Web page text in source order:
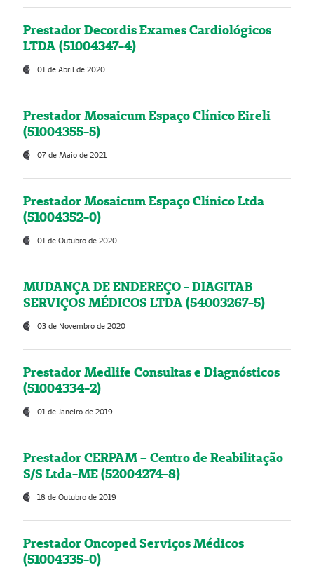
Prestador Decordis Exames Cardiológicos
LTDA (51004347-4)
01 de Abril de 2020
Prestador Mosaicum Espaço Clínico Eireli
(51004355-5)
07 de Maio de 2021
Prestador Mosaicum Espaço Clínico Ltda
(51004352-0)
01 de Outubro de 2020
MUDANÇA DE ENDEREÇO - DIAGITAB
SERVIÇOS MÉDICOS LTDA (54003267-5)
03 de Novembro de 2020
Prestador Medlife Consultas e Diagnósticos
(51004334-2)
01 de Janeiro de 2019
Prestador CERPAM – Centro de Reabilitação
S/S Ltda-ME (52004274-8)
18 de Outubro de 2019
Prestador Oncoped Serviços Médicos
(51004335-0)